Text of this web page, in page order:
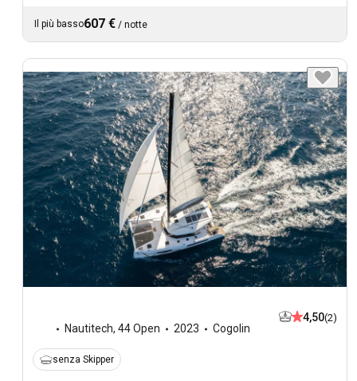
Il più basso607 € / notte
Nautitech, 44 Open 2023 Cogolin
4,50(2)
senza Skipper